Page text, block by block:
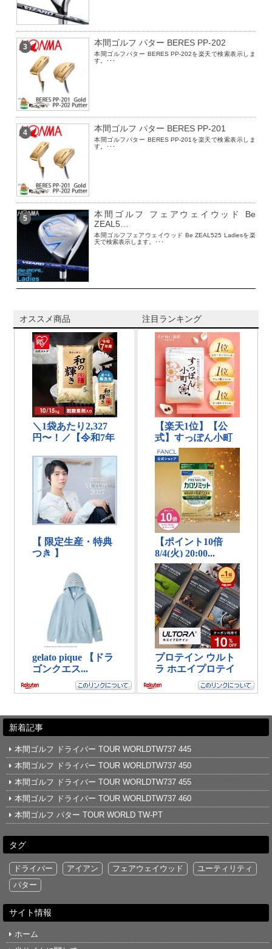
3 本間ゴルフ パター BERES PP-202
本間ゴルフパター BERES PP-202を楽天で検索表示しま
す。･･･
4 本間ゴルフ パター BERES PP-201
本間ゴルフパター BERES PP-201を楽天で検索表示しま
す。･･･
5
本間ゴルフ フェアウェイウッド Be
ZEAL5…
本間ゴルフフェアウェイウッド Be ZEAL525 Ladiesを楽
天で検索表示します。･･･
オススメ商品 注目ランキング
新着記事
本間ゴルフ ドライバー TOUR WORLDTW737 445
本間ゴルフ ドライバー TOUR WORLDTW737 450
本間ゴルフ ドライバー TOUR WORLDTW737 455
本間ゴルフ ドライバー TOUR WORLDTW737 460
本間ゴルフ パター TOUR WORLD TW-PT
タグ
ドライバー アイアン フェアウェイウッド
ユーティリティ
パター
サイト情報
ホーム